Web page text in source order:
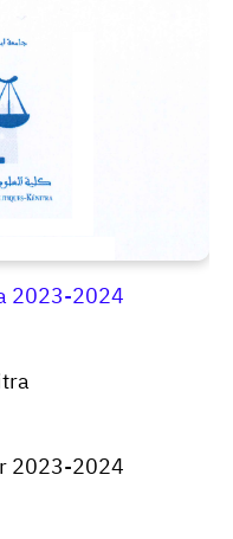
2023-2024
2023-2024